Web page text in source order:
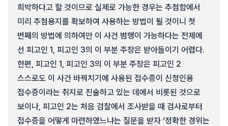
희박하다고 할 것이므로 실제로 가능한 경우는 추첨함에서
미리 추첨용지를 확보하여 사용하는 방법이 될 것이니 첫
번째의 방법에 의하여만 이 사건 범행이 가능하다는 전제에
선 피고인 1, 피고인 3의 이 부분 주장은 받아들이기 어렵다.
한편, 피고인 1, 피고인 3의 이 부분 주장은 피고인 2
스스로도 이 사건 바꿔치기에 사용된 접수증이 신청인용
접수증이라는 취지로 진술하고 있는 데에서 비롯된 것으로
보이나, 피고인 2는 처음 검찰에서 조사받을 때 검사로부터
접수증을 어떻게 마련하였느냐는 질문을 받자 ‘정확한 경위는